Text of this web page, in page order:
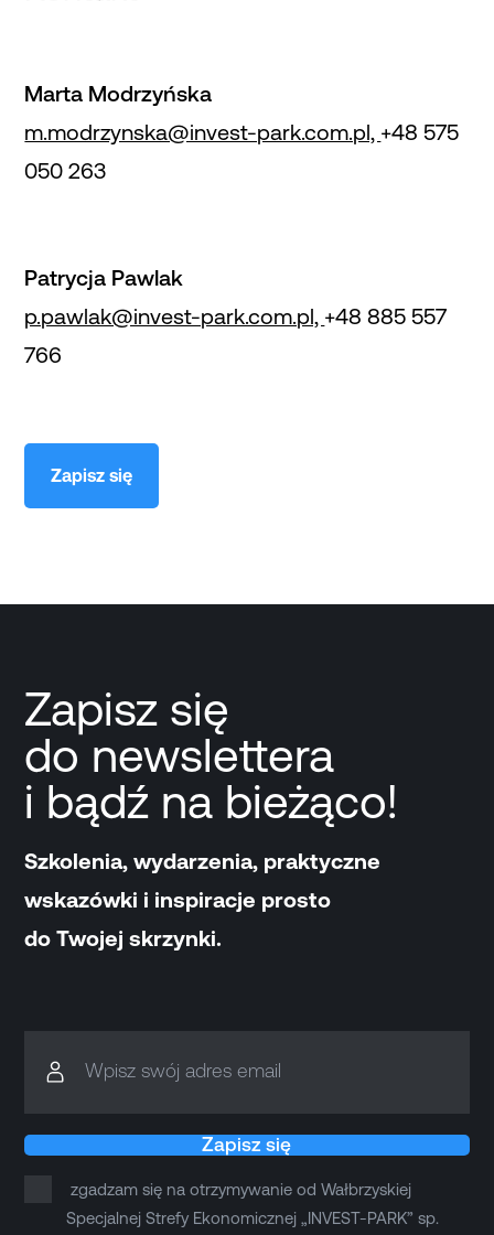
Marta Modrzyńska
m.modrzynska@invest-park.com.pl, +48 575
050 263
Patrycja Pawlak
p.pawlak@invest-park.com.pl, +48 885 557
766
Zapisz się
Zapisz się
do newslettera
i bądź na bieżąco!
Szkolenia, wydarzenia, praktyczne
wskazówki i inspiracje prosto
do Twojej skrzynki.
Wpisz swój adres email
Zapisz się
zgadzam się na otrzymywanie od Wałbrzyskiej
Specjalnej Strefy Ekonomicznej „INVEST-PARK” sp.